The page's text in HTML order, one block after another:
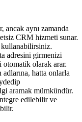
ancak aynı zamanda
CRM hizmeti sunar.
kullanabilirsiniz.
adresini girmenizi
otomatik olarak arar.
hatta onlarla
aramak mümkündür.
edilebilir ve